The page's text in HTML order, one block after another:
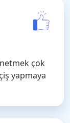
çok
yapmaya